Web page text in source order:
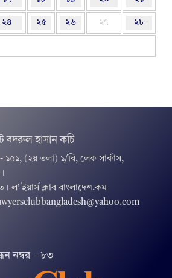
২৪ ২৫ ২৬ ২৭ ২৮
বদরুল হাসান কচি
১৫১, (২য় তলা) ১/বি, লেক সার্কাস,
ল’ ইয়ার্স ক্লাব বাংলাদেশ.কম
নম্বর – ৮৩